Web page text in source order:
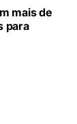
mais de
para